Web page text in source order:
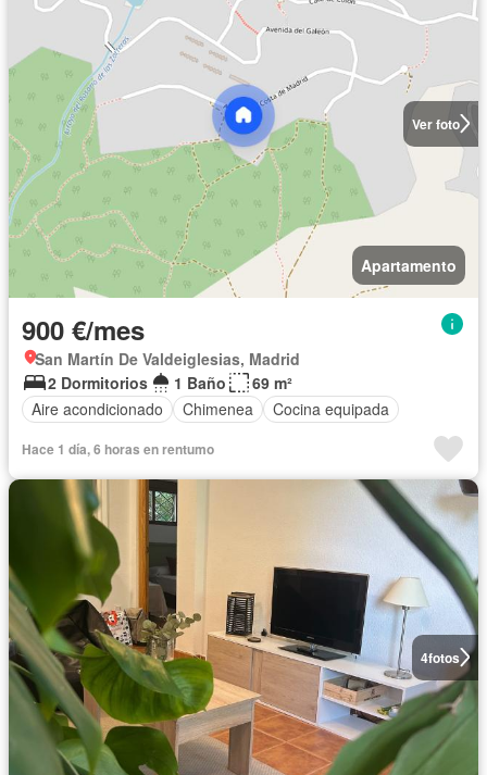
Ver foto
Apartamento
900 €/mes
San Martín De Valdeiglesias, Madrid
2 Dormitorios
1 Baño
69 m²
Aire acondicionado
Chimenea Cocina equipada
Hace 1 día, 6 horas en rentumo
4fotos